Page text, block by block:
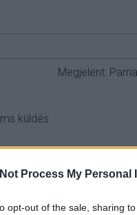
Process My Personal
opt-out of the sale, sharing
Megjelent:
küldés